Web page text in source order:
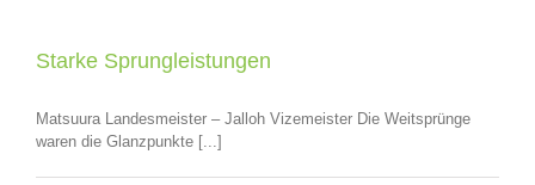
Starke Sprungleistungen
Matsuura Landesmeister – Jalloh Vizemeister Die Weitsprünge
waren die Glanzpunkte [...]